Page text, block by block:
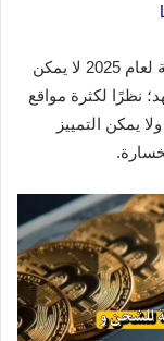
افضل موقع شراء بطاقة فيزا افتراضية مشحونة لعام 2025 لا يمكن
نظرًا لكثرة مواقع
يمكن التمييز